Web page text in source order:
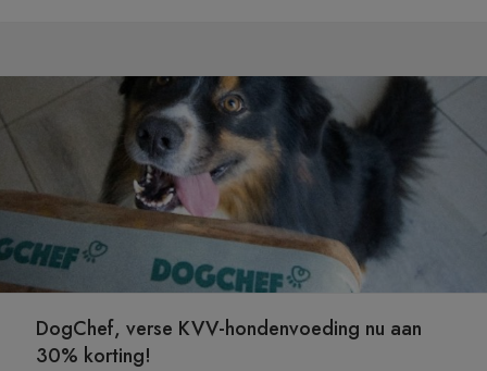
DogChef, verse KVV-hondenvoeding nu aan
30% korting!